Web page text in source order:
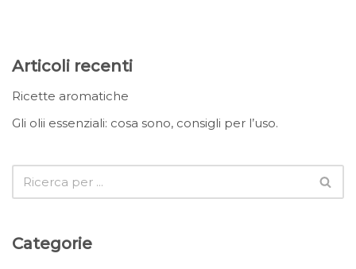
Articoli recenti
Ricette aromatiche
Gli olii essenziali: cosa sono, consigli per l’uso.
Categorie